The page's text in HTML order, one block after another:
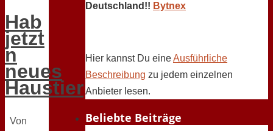
Hab
jetzt
n
neues
Haustier
Von
Deutschland!! Bytnex
Hier kannst Du eineAusführliche
Beschreibung zu jedem einzelnen
Anbieter lesen.
Beliebte Beiträge